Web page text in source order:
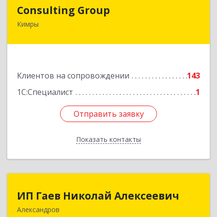
Consulting Group
Кимры
Клиентов на сопровождении
143
1С:Специалист
1
Отправить заявку
Показать контакты
171507, Тверская обл, Кимры г, Малая Садовая
Отправить заявку
Назад
ИП Гаев Николай Алексеевич
Александров
ИП Гаев Николай Алексеевич
601650, Владимирская обл, Александровский р-